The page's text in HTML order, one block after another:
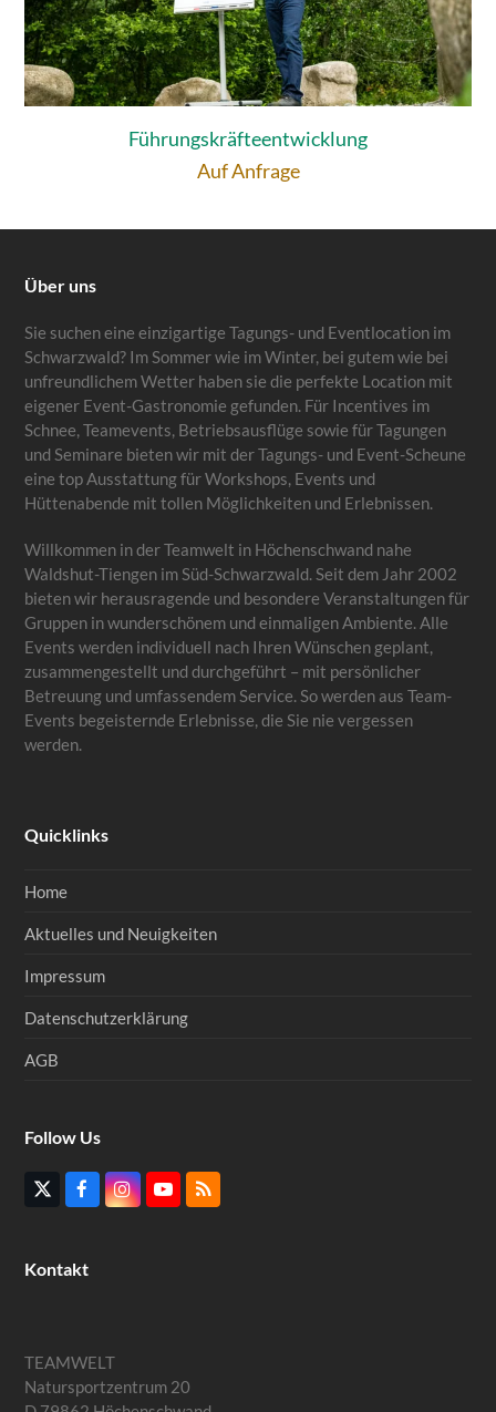
Führungskräfteentwicklung
Auf Anfrage
Über uns
Sie suchen eine einzigartige Tagungs- und Eventlocation im
Schwarzwald? Im Sommer wie im Winter, bei gutem wie bei
unfreundlichem Wetter haben sie die perfekte Location mit
eigener Event-Gastronomie gefunden. Für Incentives im
Schnee, Teamevents, Betriebsausflüge sowie für Tagungen
und Seminare bieten wir mit der Tagungs- und Event-Scheune
eine top Ausstattung für Workshops, Events und
Hüttenabende mit tollen Möglichkeiten und Erlebnissen.
Willkommen in der Teamwelt in Höchenschwand nahe
Waldshut-Tiengen im Süd-Schwarzwald. Seit dem Jahr 2002
bieten wir herausragende und besondere Veranstaltungen für
Gruppen in wunderschönem und einmaligen Ambiente. Alle
Events werden individuell nach Ihren Wünschen geplant,
zusammengestellt und durchgeführt – mit persönlicher
Betreuung und umfassendem Service. So werden aus Team-
Events begeisternde Erlebnisse, die Sie nie vergessen
werden.
Quicklinks
Home
Aktuelles und Neuigkeiten
Impressum
Datenschutzerklärung
AGB
Follow Us
TwitterFacebookInstagram
YouTube
RSS
Kontakt
TEAMWELT
Natursportzentrum 20